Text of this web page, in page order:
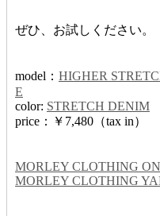
ぜひ、お試しください。
model： HIGHER
E
color: STRETCH DENIM
price：￥7,480（tax in）
MORLEY CLOTHING
MORLEY CLOTHING